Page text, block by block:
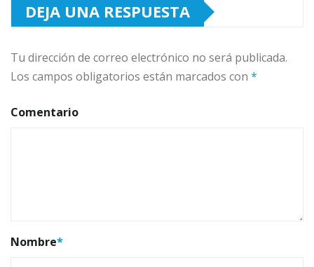
DEJA UNA RESPUESTA
Tu dirección de correo electrónico no será publicada.
Los campos obligatorios están marcados con *
Comentario
Nombre*